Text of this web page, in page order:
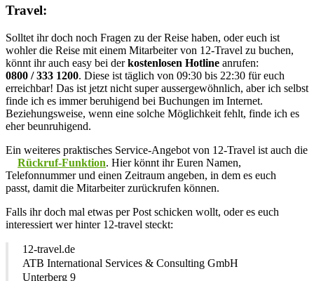
Travel:
Solltet ihr doch noch Fragen zu der Reise haben, oder euch ist
wohler die Reise mit einem Mitarbeiter von 12-Travel zu buchen,
könnt ihr auch easy bei derkostenlosen Hotline anrufen:
0800 / 333 1200. Diese ist täglich von 09:30 bis 22:30 für euch
erreichbar! Das ist jetzt nicht super aussergewöhnlich, aber ich selbst
finde ich es immer beruhigend bei Buchungen im Internet.
Beziehungsweise, wenn eine solche Möglichkeit fehlt, finde ich es
eher beunruhigend.
Ein weiteres praktisches Service-Angebot von 12-Travel ist auch die
Rückruf-Funktion. Hier könnt ihr Euren Namen,
Telefonnummer und einen Zeitraum angeben, in dem es euch
passt, damit die Mitarbeiter zurückrufen können.
Falls ihr doch mal etwas per Post schicken wollt, oder es euch
interessiert wer hinter 12-travel steckt:
12-travel.de
ATB International Services & Consulting GmbH
Unterberg 9